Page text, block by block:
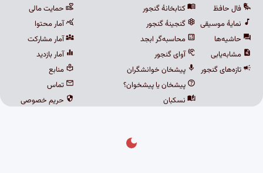
فال حافظ
نمایهٔ موسیقی
حاشیه‌ها
مشابه‌یابی
تازه‌های گنجور
کتابخانهٔ گنجور
گنجینهٔ گنجور
محاسبه‌گر ابجد
آوای گنجور
پیشخان خوانشگران
پیشخان یا پیشخوان؟
نسکبان
حمایت مالی
آمار محتوا
آمار مشارکت
آمار بازدید
منابع
تماس
حریم خصوصی